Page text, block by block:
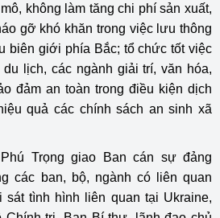
không làm tăng chi phí sản xuất,
gỡ khó khăn trong việc lưu thông
biên giới phía Bắc; tổ chức tốt việc
lịch, các ngành giải trí, văn hóa,
đảm an toàn trong điều kiện dịch
quả các chính sách an sinh xã
Trọng giao Ban cán sự đảng
các ban, bộ, ngành có liên quan
tình hình liên quan tại Ukraine,